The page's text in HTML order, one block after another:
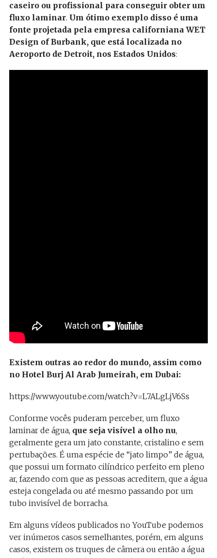
caseiro ou profissional para conseguir obter um
fluxo laminar. Um ótimo exemplo disso é uma
fonte projetada pela empresa californiana WET
Design of Burbank, que está localizada no
Aeroporto de Detroit, nos Estados Unidos:
Existem outras ao redor do mundo, assim como
no Hotel Burj Al Arab Jumeirah, em Dubai:
https://www.youtube.com/watch?v=L7ALgLjV6Ss
Conforme vocês puderam perceber, um fluxo
laminar de água, que seja visível a olho nu,
geralmente gera um jato constante, cristalino e sem
pertubações. É uma espécie de “jato limpo” de água,
que possui um formato cilíndrico perfeito em pleno
ar, fazendo com que as pessoas acreditem, que a água
esteja congelada ou até mesmo passando por um
tubo invisível de borracha.
Em alguns vídeos publicados no YouTube podemos
ver inúmeros casos semelhantes, porém, em alguns
casos, existem os truques de câmera ou então a água